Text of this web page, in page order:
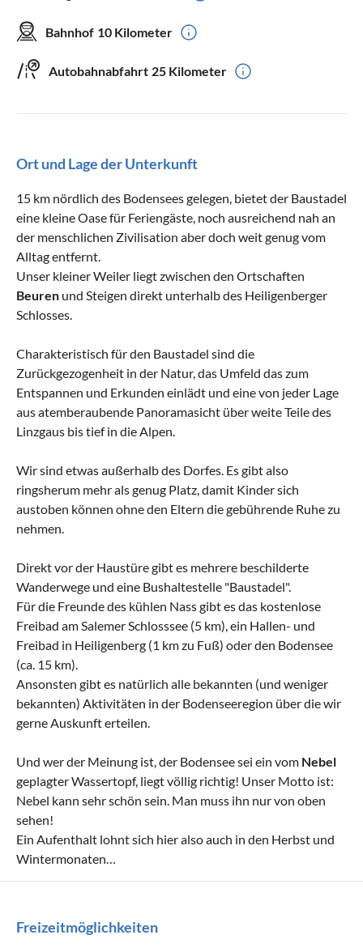
Bahnhof 10 Kilometer
Autobahnabfahrt 25 Kilometer
Ort und Lage der Unterkunft
15 km nördlich des Bodensees gelegen, bietet der Baustadel
eine kleine Oase für Feriengäste, noch ausreichend nah an
der menschlichen Zivilisation aber doch weit genug vom
Alltag entfernt.
Unser kleiner Weiler liegt zwischen den Ortschaften
Beuren und Steigen direkt unterhalb des Heiligenberger
Schlosses.
Charakteristisch für den Baustadel sind die
Zurückgezogenheit in der Natur, das Umfeld das zum
Entspannen und Erkunden einlädt und eine von jeder Lage
aus atemberaubende Panoramasicht über weite Teile des
Linzgaus bis tief in die Alpen.
Wir sind etwas außerhalb des Dorfes. Es gibt also
ringsherum mehr als genug Platz, damit Kinder sich
austoben können ohne den Eltern die gebührende Ruhe zu
nehmen.
Direkt vor der Haustüre gibt es mehrere beschilderte
Wanderwege und eine Bushaltestelle "Baustadel".
Für die Freunde des kühlen Nass gibt es das kostenlose
Freibad am Salemer Schlosssee (5 km), ein Hallen- und
Freibad in Heiligenberg (1 km zu Fuß) oder den Bodensee
(ca. 15 km).
Ansonsten gibt es natürlich alle bekannten (und weniger
bekannten) Aktivitäten in der Bodenseeregion über die wir
gerne Auskunft erteilen.
Und wer der Meinung ist, der Bodensee sei ein vom Nebel
geplagter Wassertopf, liegt völlig richtig! Unser Motto ist:
Nebel kann sehr schön sein. Man muss ihn nur von oben
sehen!
Ein Aufenthalt lohnt sich hier also auch in den Herbst und
Wintermonaten…
Freizeitmöglichkeiten